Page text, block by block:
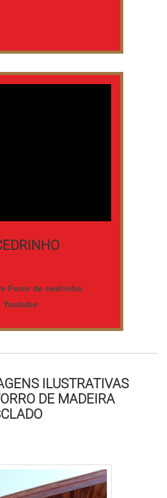
melhor no mercado de
pvc. Tudo isso por ser
colaboradores eficientes,
.
Forro de cedrinho
Youtube
ILUSTRATIVAS
DE MADEIRA